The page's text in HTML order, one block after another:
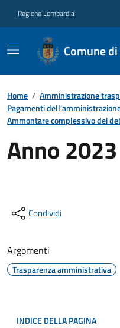
Regione Lombardia
Comune
Home / Amministrazione
Pagamenti
Ammontare complessivo dei
Anno 2023
Condividi
Argomenti
Trasparenza amministrativa
INDICE DELLA PAGINA